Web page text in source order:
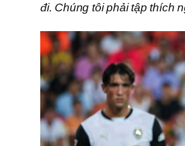
đi. Chúng tôi phải tập thích